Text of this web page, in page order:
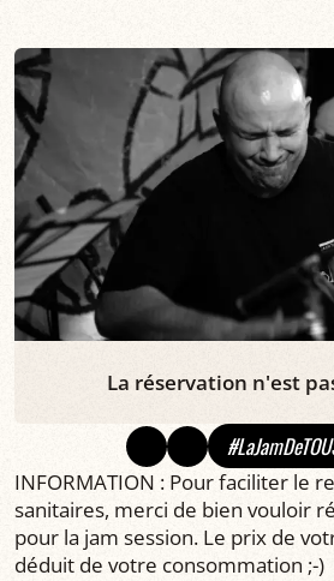
La réservation n'est
INFORMATION : Pour faciliter le
sanitaires, merci de bien vouloir
pour la jam session. Le prix de
déduit de votre consommation ;-)